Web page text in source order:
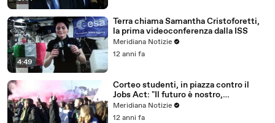
4:49
Terra chiama Samantha Cristoforetti,
la prima videoconferenza dalla ISS
Meridiana Notizie
12 anni fa
Corteo studenti, in piazza contro il
Jobs Act: "Il futuro è nostro,
riprendiamocelo"
Meridiana Notizie
12 anni fa